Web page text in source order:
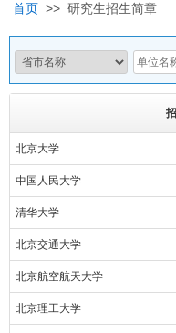
首页 >> 研究生招生简章
北京大学
中国人民大学
清华大学
北京交通大学
北京航空航天大学
北京理工大学